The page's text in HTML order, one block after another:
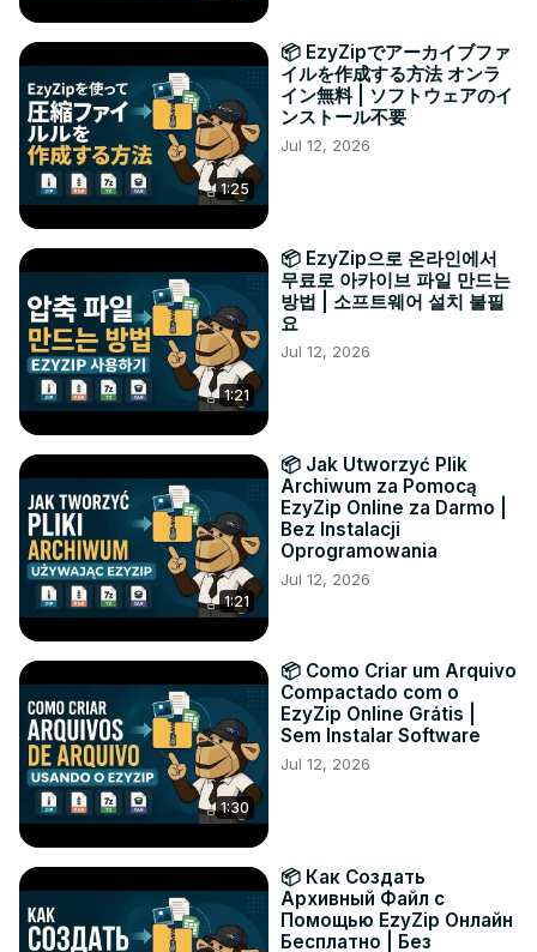
1:25
📦 EzyZipでアーカイブファ
イルを作成する方法 オンラ
イン無料 | ソフトウェアのイ
ンストール不要
Jul 12, 2026
1:21
📦 EzyZip으로 온라인에서
무료로 아카이브 파일 만드는
방법 | 소프트웨어 설치 불필
요
Jul 12, 2026
1:21
📦 Jak Utworzyć Plik
Archiwum za Pomocą
EzyZip Online za Darmo |
Bez Instalacji
Oprogramowania
Jul 12, 2026
1:30
📦 Como Criar um Arquivo
Compactado com o
EzyZip Online Grátis |
Sem Instalar Software
Jul 12, 2026
📦 Как Создать
Архивный Файл с
Помощью EzyZip Онлайн
Бесплатно | Без